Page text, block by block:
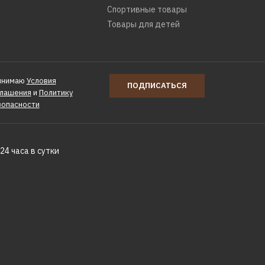
RedVerg RD-
Спортивные товары
Товары для детей
Условия
и Политику
ПОДПИСАТЬСЯ
часа в сутки